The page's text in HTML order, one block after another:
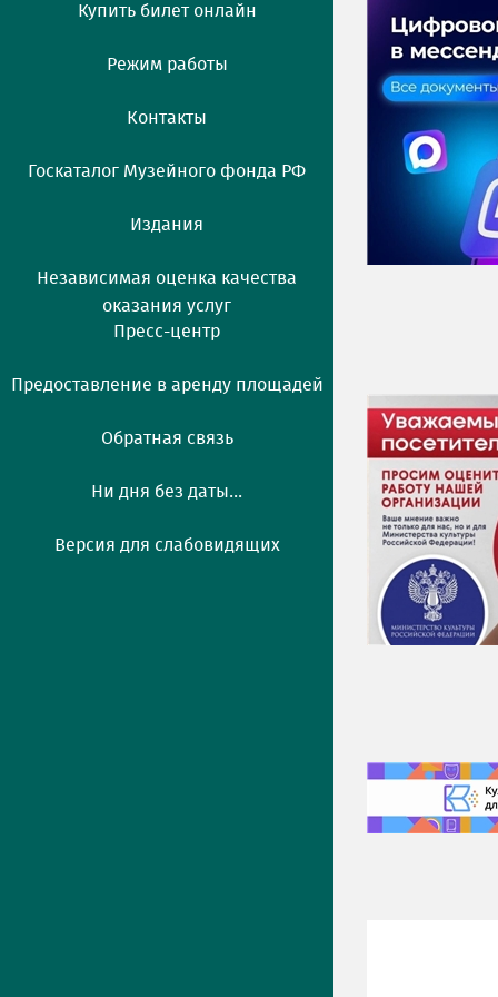
Купить билет онлайн
Режим работы
Контакты
Госкаталог Музейного фонда РФ
Издания
Независимая оценка качества
оказания услуг
Пресс-центр
Предоставление в аренду площадей
Обратная связь
Ни дня без даты...
Версия для слабовидящих